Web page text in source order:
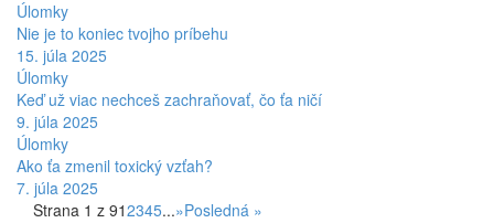
Úlomky
Nie je to koniec tvojho príbehu
15. júla 2025
Úlomky
Keď už viac nechceš zachraňovať, čo ťa ničí
9. júla 2025
Úlomky
Ako ťa zmenil toxický vzťah?
7. júla 2025
Strana 1 z 912345...»Posledná »